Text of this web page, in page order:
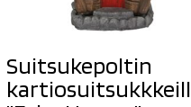
Suitsukepoltin